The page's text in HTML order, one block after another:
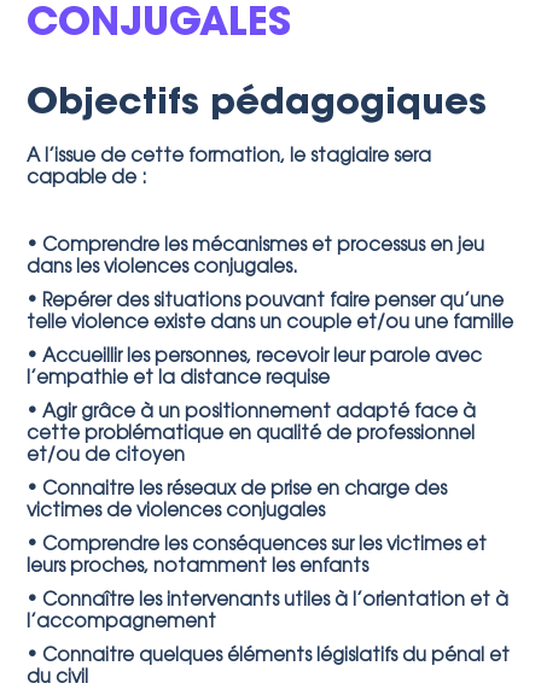
CONJUGALES
Objectifs pédagogiques
A l’issue de cette formation, le stagiaire sera
capable de :
• Comprendre les mécanismes et processus en jeu
dans les violences conjugales.
• Repérer des situations pouvant faire penser qu’une
telle violence existe dans un couple et/ou une famille
• Accueillir les personnes, recevoir leur parole avec
l’empathie et la distance requise
• Agir grâce à un positionnement adapté face à
cette problématique en qualité de professionnel
et/ou de citoyen
• Connaitre les réseaux de prise en charge des
victimes de violences conjugales
• Comprendre les conséquences sur les victimes et
leurs proches, notamment les enfants
• Connaître les intervenants utiles à l’orientation et à
l’accompagnement
• Connaitre quelques éléments législatifs du pénal et
du civil